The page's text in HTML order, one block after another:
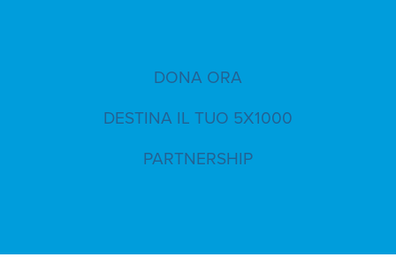
DONA ORA
DESTINA IL TUO 5X1000
PARTNERSHIP